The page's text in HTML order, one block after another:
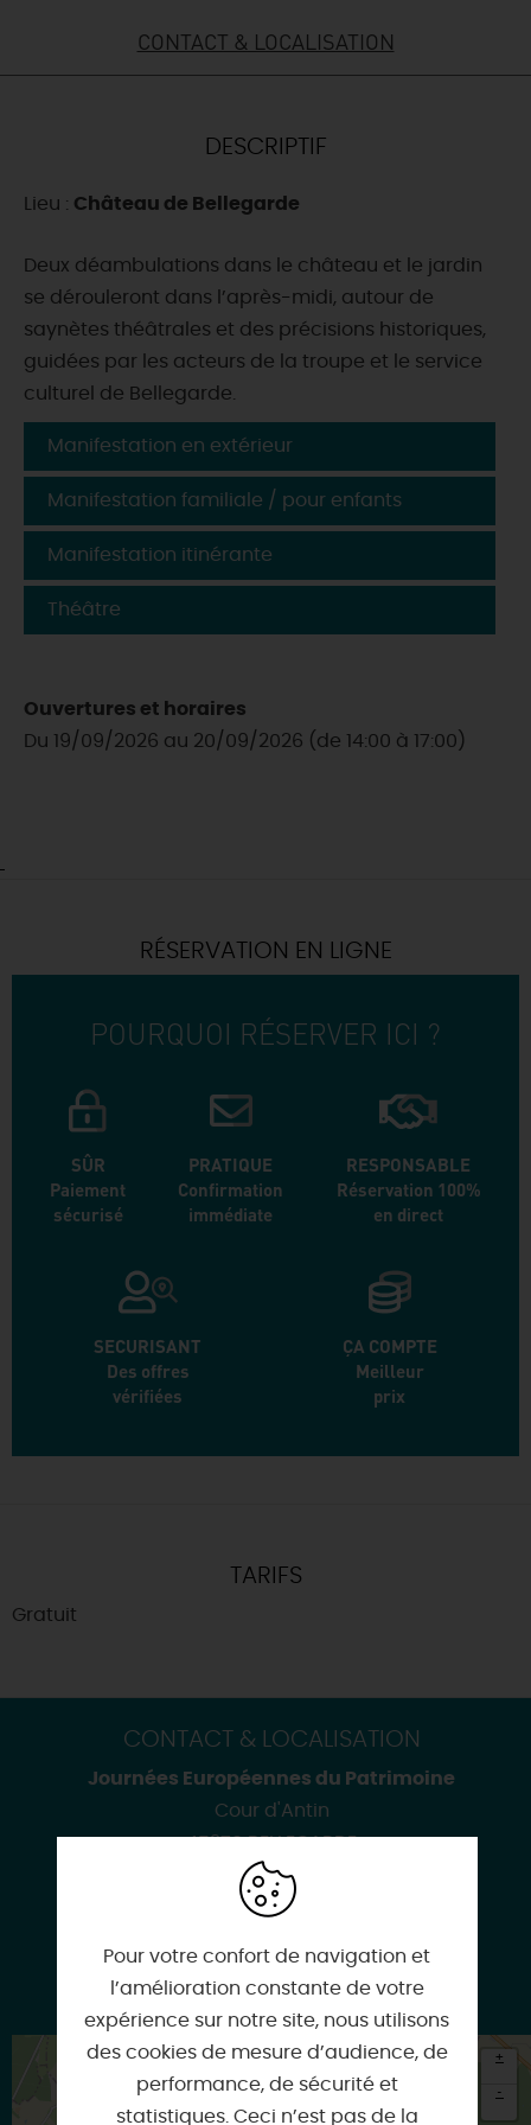
DEMAIN
CE WEEK-END
CETTE SEMAINE
TOUT L'AGENDA
CONTACT & LOCALISATION
DESCRIPTIF
Lieu : Château de Bellegarde
Deux déambulations dans le château et le jardin
se dérouleront dans l’après-midi, autour de
saynètes théâtrales et des précisions historiques,
guidées par les acteurs de la troupe et le service
culturel de Bellegarde.
Manifestation en extérieur
Manifestation familiale / pour enfants
Manifestation itinérante
Théâtre
Ouvertures et horaires
Du 19/09/2026 au 20/09/2026 (de 14:00 à 17:00)
RÉSERVATION EN LIGNE
POURQUOI RÉSERVER ICI ?
SÛR
Paiement
sécurisé
PRATIQUE
Confirmation
immédiate
RESPONSABLE
Réservation 100%
en direct
SECURISANT
Des offres
vérifiées
ÇA COMPTE
Meilleur
prix
TARIFS
Gratuit
CONTACT & LOCALISATION
Journées Européennes du Patrimoine
Cour d'Antin
45270 BELLEGARDE
www.bellegarde-45.fr
+
-
Pour votre confort de navigation et
l’amélioration constante de votre
expérience sur notre site, nous utilisons
des cookies de mesure d’audience, de
performance, de sécurité et
statistiques. Ceci n’est pas de la